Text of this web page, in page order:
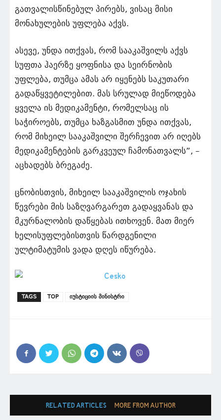
გათვალისწინებულ პირებს, ვისაც მისი
მონახულების უფლება აქვს.
ასევე, უნდა ითქვას, რომ სააკაშვილს აქვს
სუფთა ჰაერზე ყოფნისა და სეირნობის
უფლება, თუმცა ამას არ იყენებს საკუთარი
გადაწყვეტილებით. მას სრულად მიეწოდება
ყველა ის მედიკამენტი, რომელსაც ის
საჭიროებს, თუმცა ხაზგასმით უნდა ითქვას,
რომ მიხეილ სააკაშვილი შერჩევით არ იღებს
მედიკამენტების გარკვეულ ჩამონათვალს”, –
აცხადებს ბრეგაძე.
ცნობისთვის, მიხეილ სააკაშვილის ოჯახის
წევრები მის საზღვარგარეთ გადაყვანას და
მკურნალობის დაწყებას ითხოვენ. მათ მიერ
ხელისუფლებისთვის წარდგენილი
ულტიმატუმის ვადა დღეს იწურება.
TAGS TOP იუსტიციის მინისტრი
RELATED ARTICLES MORE FROM AUTHOR